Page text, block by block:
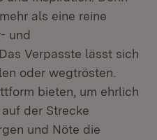
als eine reine
und
Verpasste lässt sich
oder wegtrösten.
bieten, um ehrlich
der Strecke
und Nöte die